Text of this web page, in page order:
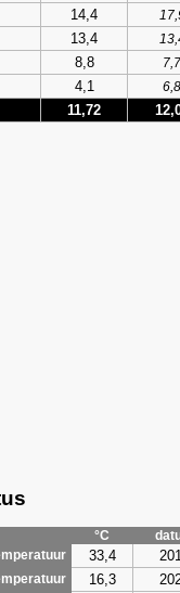
14,4
13,4
8,8
7,7
4,1 6,8
11,72
°C
33,4
16,3